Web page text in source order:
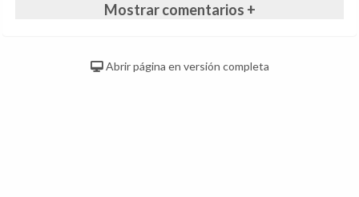
Mostrar comentarios +
Abrir página en versión completa